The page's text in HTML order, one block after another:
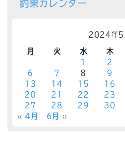
釣果カレンダー
2024年5
月 火 水 木
1
2
6
7 8 9
13
14 15 16
20
21 22 23
27
28 29 30
« 4月
6月 »